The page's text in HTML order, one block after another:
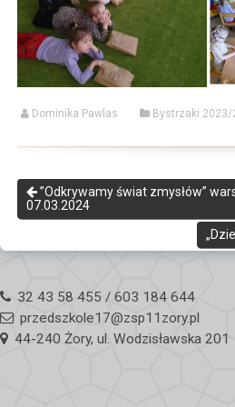
Dominika Pawlas Bystrzaki 2023/
”Odkrywamy świat zmysłów”
07.03.2024
32 43 58 455 / 603 184 644
przedszkole17@zsp11zory.pl
44-240 Żory, ul. Wodzisławska 201